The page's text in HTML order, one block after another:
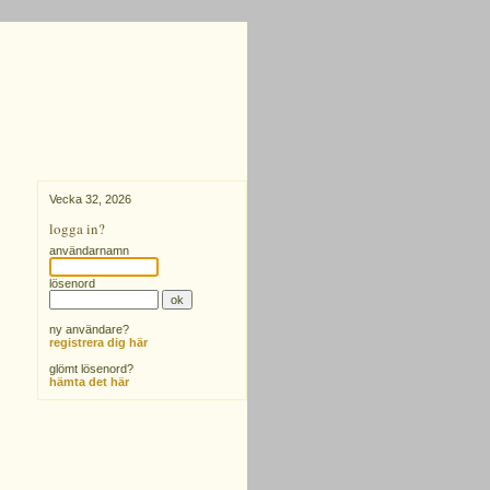
Vecka 32, 2026
logga in?
användarnamn
lösenord
ny användare?
registrera dig här
glömt lösenord?
hämta det här